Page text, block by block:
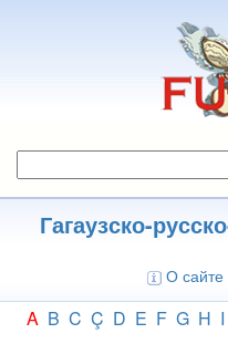
Гагаузско-
О сайте
A B C Ç D E F G H I